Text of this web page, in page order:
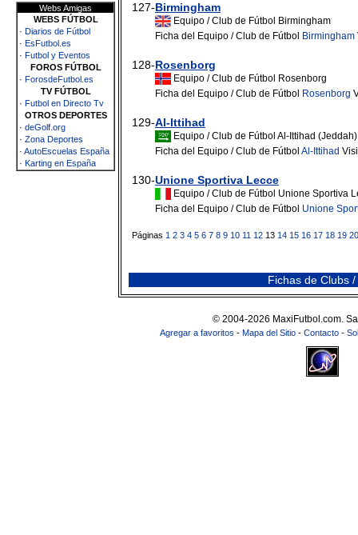
Webs Amigas
WEBS FÚTBOL
· Diarios de Fútbol
· EsFutbol.es
· Futbol y Eventos
FOROS FÚTBOL
· ForosdeFutbol.es
TV FÚTBOL
· Futbol en Directo Tv
OTROS DEPORTES
· deGolf.org
· Zona Deportes
· AutoEscuelas España
· Karting en España
127-Birmingham
Equipo / Club de Fútbol Birmingham
Ficha del Equipo / Club de Fútbol Birmingham
128-Rosenborg
Equipo / Club de Fútbol Rosenborg
Ficha del Equipo / Club de Fútbol Rosenborg
129-Al-Ittihad
Equipo / Club de Fútbol Al-Ittihad
Ficha del Equipo / Club de Fútbol Al-Ittihad
130-Unione Sportiva Lecce
Equipo / Club de Fútbol Unione Sportiva
Ficha del Equipo / Club de Fútbol Unione
Páginas 1 2 3 4 5 6 7 8 9 10 11 12 13 14 15 16 17 18 19 20
Fichas de Clubs
© 2004-2026 MaxiFutbol.com.
Agregar a favoritos - Mapa del Sitio - Contacto -